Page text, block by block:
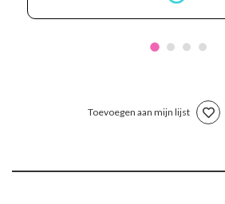
Toevoegen aan mijn lijst